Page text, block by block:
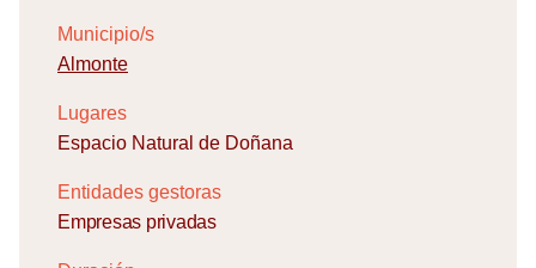
Municipio/s
Almonte
Lugares
Espacio Natural de Doñana
Entidades gestoras
Empresas privadas